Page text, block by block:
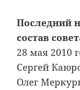
Последний
состав
28 мая 2010
Сергей
Олег